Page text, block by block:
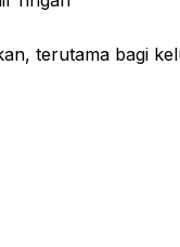
terutama bagi